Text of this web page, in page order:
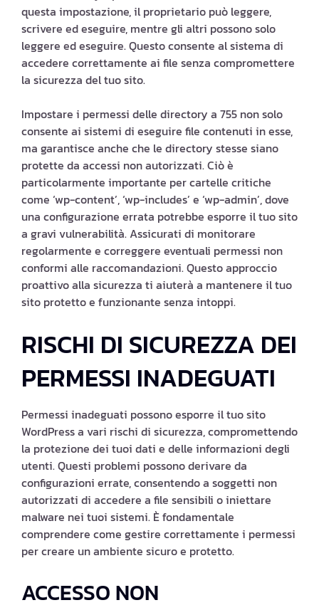
questa impostazione, il proprietario può leggere,
scrivere ed eseguire, mentre gli altri possono solo
leggere ed eseguire. Questo consente al sistema di
accedere correttamente ai file senza compromettere
la sicurezza del tuo sito.
Impostare i permessi delle directory a 755 non solo
consente ai sistemi di eseguire file contenuti in esse,
ma garantisce anche che le directory stesse siano
protette da accessi non autorizzati. Ciò è
particolarmente importante per cartelle critiche
come ‘wp-content’, ‘wp-includes’ e ‘wp-admin’, dove
una configurazione errata potrebbe esporre il tuo sito
a gravi vulnerabilità. Assicurati di monitorare
regolarmente e correggere eventuali permessi non
conformi alle raccomandazioni. Questo approccio
proattivo alla sicurezza ti aiuterà a mantenere il tuo
sito protetto e funzionante senza intoppi.
RISCHI DI SICUREZZA DEI
PERMESSI INADEGUATI
Permessi inadeguati possono esporre il tuo sito
WordPress a vari rischi di sicurezza, compromettendo
la protezione dei tuoi dati e delle informazioni degli
utenti. Questi problemi possono derivare da
configurazioni errate, consentendo a soggetti non
autorizzati di accedere a file sensibili o iniettare
malware nei tuoi sistemi. È fondamentale
comprendere come gestire correttamente i permessi
per creare un ambiente sicuro e protetto.
ACCESSO NON